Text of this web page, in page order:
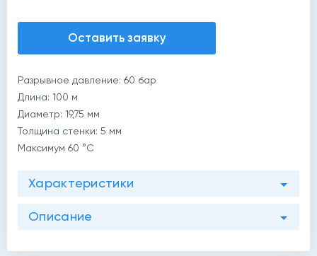
Оставить заявку
Разрывное давление: 60 бар
Длина: 100 м
Диаметр: 19,75 мм
Толщина стенки: 5 мм
Максимум 60 °C
Характеристики
Описание